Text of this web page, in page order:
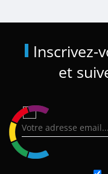
Inscrivez-
et